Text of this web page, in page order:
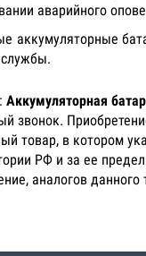
аварийного
аккумуляторные
Аккумуляторная
звонок.
товар, в котором
РФ и за ее
аналогов данного